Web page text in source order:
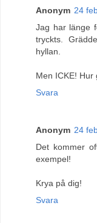
Anonym 24
Jag har länge
tryckts.
hyllan.
Men ICKE! Hur
Svara
Anonym 24
Det kommer
exempel!
Krya på dig!
Svara